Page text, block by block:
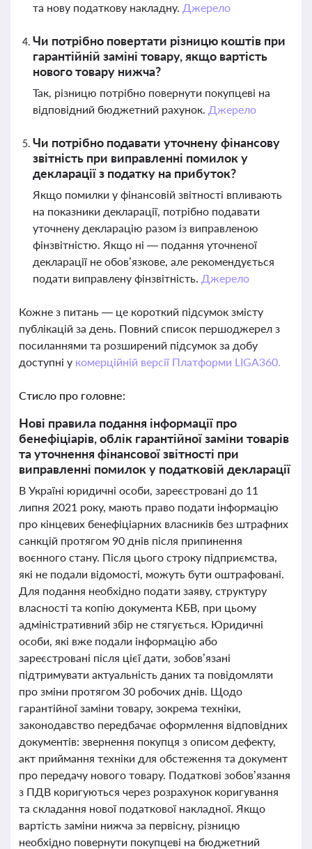
та нову податкову накладну. Джерело
Чи потрібно повертати різницю коштів при
гарантійній заміні товару, якщо вартість
нового товару нижча?
Так, різницю потрібно повернути покупцеві на
відповідний бюджетний рахунок. Джерело
Чи потрібно подавати уточнену фінансову
звітність при виправленні помилок у
декларації з податку на прибуток?
Якщо помилки у фінансовій звітності впливають
на показники декларації, потрібно подавати
уточнену декларацію разом із виправленою
фінзвітністю. Якщо ні — подання уточненої
декларації не обов’язкове, але рекомендується
подати виправлену фінзвітність. Джерело
Кожне з питань — це короткий підсумок змісту
публікацій за день. Повний список першоджерел з
посиланнями та розширений підсумок за добу
доступні у комерційній версії Платформи LIGA360.
Стисло про головне:
Нові правила подання інформації про
бенефіціарів, облік гарантійної заміни товарів
та уточнення фінансової звітності при
виправленні помилок у податковій декларації
В Україні юридичні особи, зареєстровані до 11
липня 2021 року, мають право подати інформацію
про кінцевих бенефіціарних власників без штрафних
санкцій протягом 90 днів після припинення
воєнного стану. Після цього строку підприємства,
які не подали відомості, можуть бути оштрафовані.
Для подання необхідно подати заяву, структуру
власності та копію документа КБВ, при цьому
адміністративний збір не стягується. Юридичні
особи, які вже подали інформацію або
зареєстровані після цієї дати, зобов’язані
підтримувати актуальність даних та повідомляти
про зміни протягом 30 робочих днів. Щодо
гарантійної заміни товару, зокрема техніки,
законодавство передбачає оформлення відповідних
документів: звернення покупця з описом дефекту,
акт приймання техніки для обстеження та документ
про передачу нового товару. Податкові зобов’язання
з ПДВ коригуються через розрахунок коригування
та складання нової податкової накладної. Якщо
вартість заміни нижча за первісну, різницю
необхідно повернути покупцеві на бюджетний